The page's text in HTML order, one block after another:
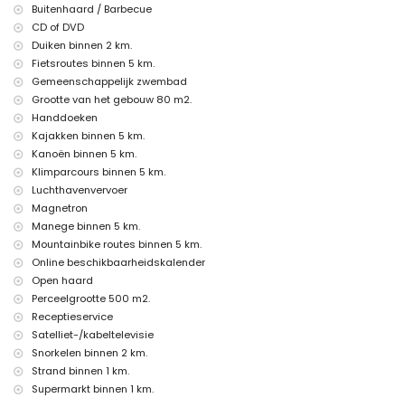
Faciliteiten en diensten inbegrepen in de huurprijs van dit
vakantiehuis
strijkijzer en strijkplank
bedlinnen en handdoeken
receptiedienst en 24-uurs nooddienst
Faciliteiten en diensten tegen extra kosten
luchthavenservice
extra bed en kinderbedden/babybedjes (op aanvraag)
Vermaak en vrijetijdsactiviteiten voor uw vakantie in Javea, Costa
Blanca
bioscoop, discotheek, bar, promenade (El Arenal en Javea) (binnen 5
kilometer van het huis)
Bezienswaardigheden en cultuur in Javea, Costa Blanca
museum (Histórico de Javea, Javea), kerk (San Bartolomé, Pueblo,
Javea), monument (Pueblo de Javea, Javea), architectonisch gebouw
(Histórico de Javea, Javea), historische plaats (Pueblo de Javea en
Javea) (binnen 5 kilometer van de accommodatie)
ruïne (Molinos de Viento en Javea) (binnen 10 kilometer van de
accommodatie)
kasteel (Portal de la Vila en Denia) (binnen 25 kilometer van de
accommodatie)
Buitenhaard / Barbecue
CD of DVD
Duiken binnen 2 km.
Fietsroutes binnen 5 km.
Gemeenschappelijk zwembad
Grootte van het gebouw 80 m2.
Handdoeken
Kajakken binnen 5 km.
Kanoën binnen 5 km.
Klimparcours binnen 5 km.
Luchthavenvervoer
Magnetron
Manege binnen 5 km.
Mountainbike routes binnen 5 km.
Online beschikbaarheidskalender
Open haard
Perceelgrootte 500 m2.
Receptieservice
Satelliet-/kabeltelevisie
Snorkelen binnen 2 km.
Strand binnen 1 km.
Supermarkt binnen 1 km.